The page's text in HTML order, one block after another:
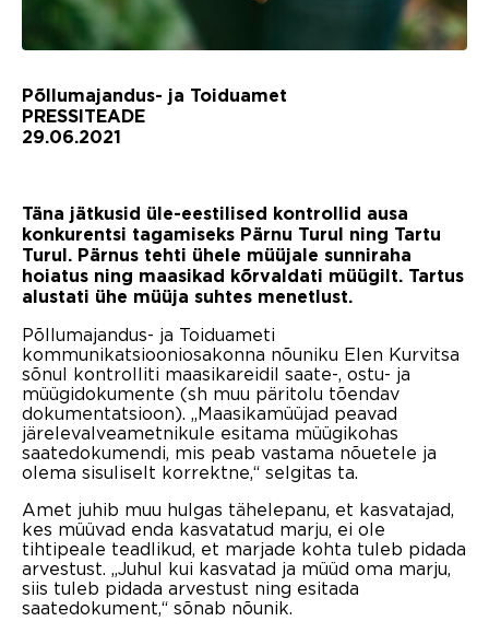
Põllumajandus- ja Toiduamet
PRESSITEADE
29.06.2021
Täna jätkusid üle-eestilised kontrollid ausa
konkurentsi tagamiseks Pärnu Turul ning Tartu
Turul. Pärnus tehti ühele müüjale sunniraha
hoiatus ning maasikad kõrvaldati müügilt. Tartus
alustati ühe müüja suhtes menetlust.
Põllumajandus- ja Toiduameti
kommunikatsiooniosakonna nõuniku Elen Kurvitsa
sõnul kontrolliti maasikareidil saate-, ostu- ja
müügidokumente (sh muu päritolu tõendav
dokumentatsioon). „Maasikamüüjad peavad
järelevalveametnikule esitama müügikohas
saatedokumendi, mis peab vastama nõuetele ja
olema sisuliselt korrektne,“ selgitas ta.
Amet juhib muu hulgas tähelepanu, et kasvatajad,
kes müüvad enda kasvatatud marju, ei ole
tihtipeale teadlikud, et marjade kohta tuleb pidada
arvestust. „Juhul kui kasvatad ja müüd oma marju,
siis tuleb pidada arvestust ning esitada
saatedokument,“ sõnab nõunik.